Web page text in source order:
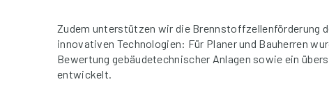
Zudem unterstützen wir die Brennstoffzellenförderung
innovativen Technologien: Für Planer und Bauherren
Bewertung gebäudetechnischer Anlagen sowie ein
entwickelt.